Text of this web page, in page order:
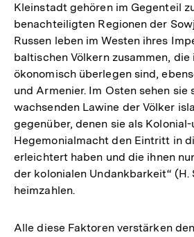
Kleinstadt gehören im Gegenteil
benachteiligten Regionen der
Russen leben im Westen ihres
baltischen Völkern zusammen,
ökonomisch überlegen sind,
und Armenier. Im Osten sehen sie
wachsenden Lawine der Völker
gegenüber, denen sie als Kolonial-
Hegemonialmacht den Eintritt in
erleichtert haben und die ihnen
der kolonialen Undankbarkeit“ (H.
heimzahlen.
Alle diese Faktoren verstärken